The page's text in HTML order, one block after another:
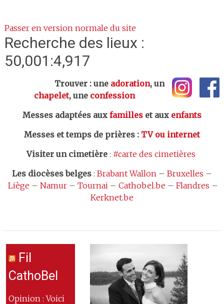
Passer en version normale du site
Recherche des lieux :
50,001:4,917
Trouver : une adoration, un
chapelet, une confession
Messes adaptées aux familleset aux enfants
Messes et temps de prières: TV ou internet
Visiter un cimetière: #carte des cimetières
Les diocèses belges: Brabant Wallon– Bruxelles –
Liège – Namur– Tournai– Cathobel.be – Flandres –
Kerknet.be
Fil
CathoBel
Opinion : Voici